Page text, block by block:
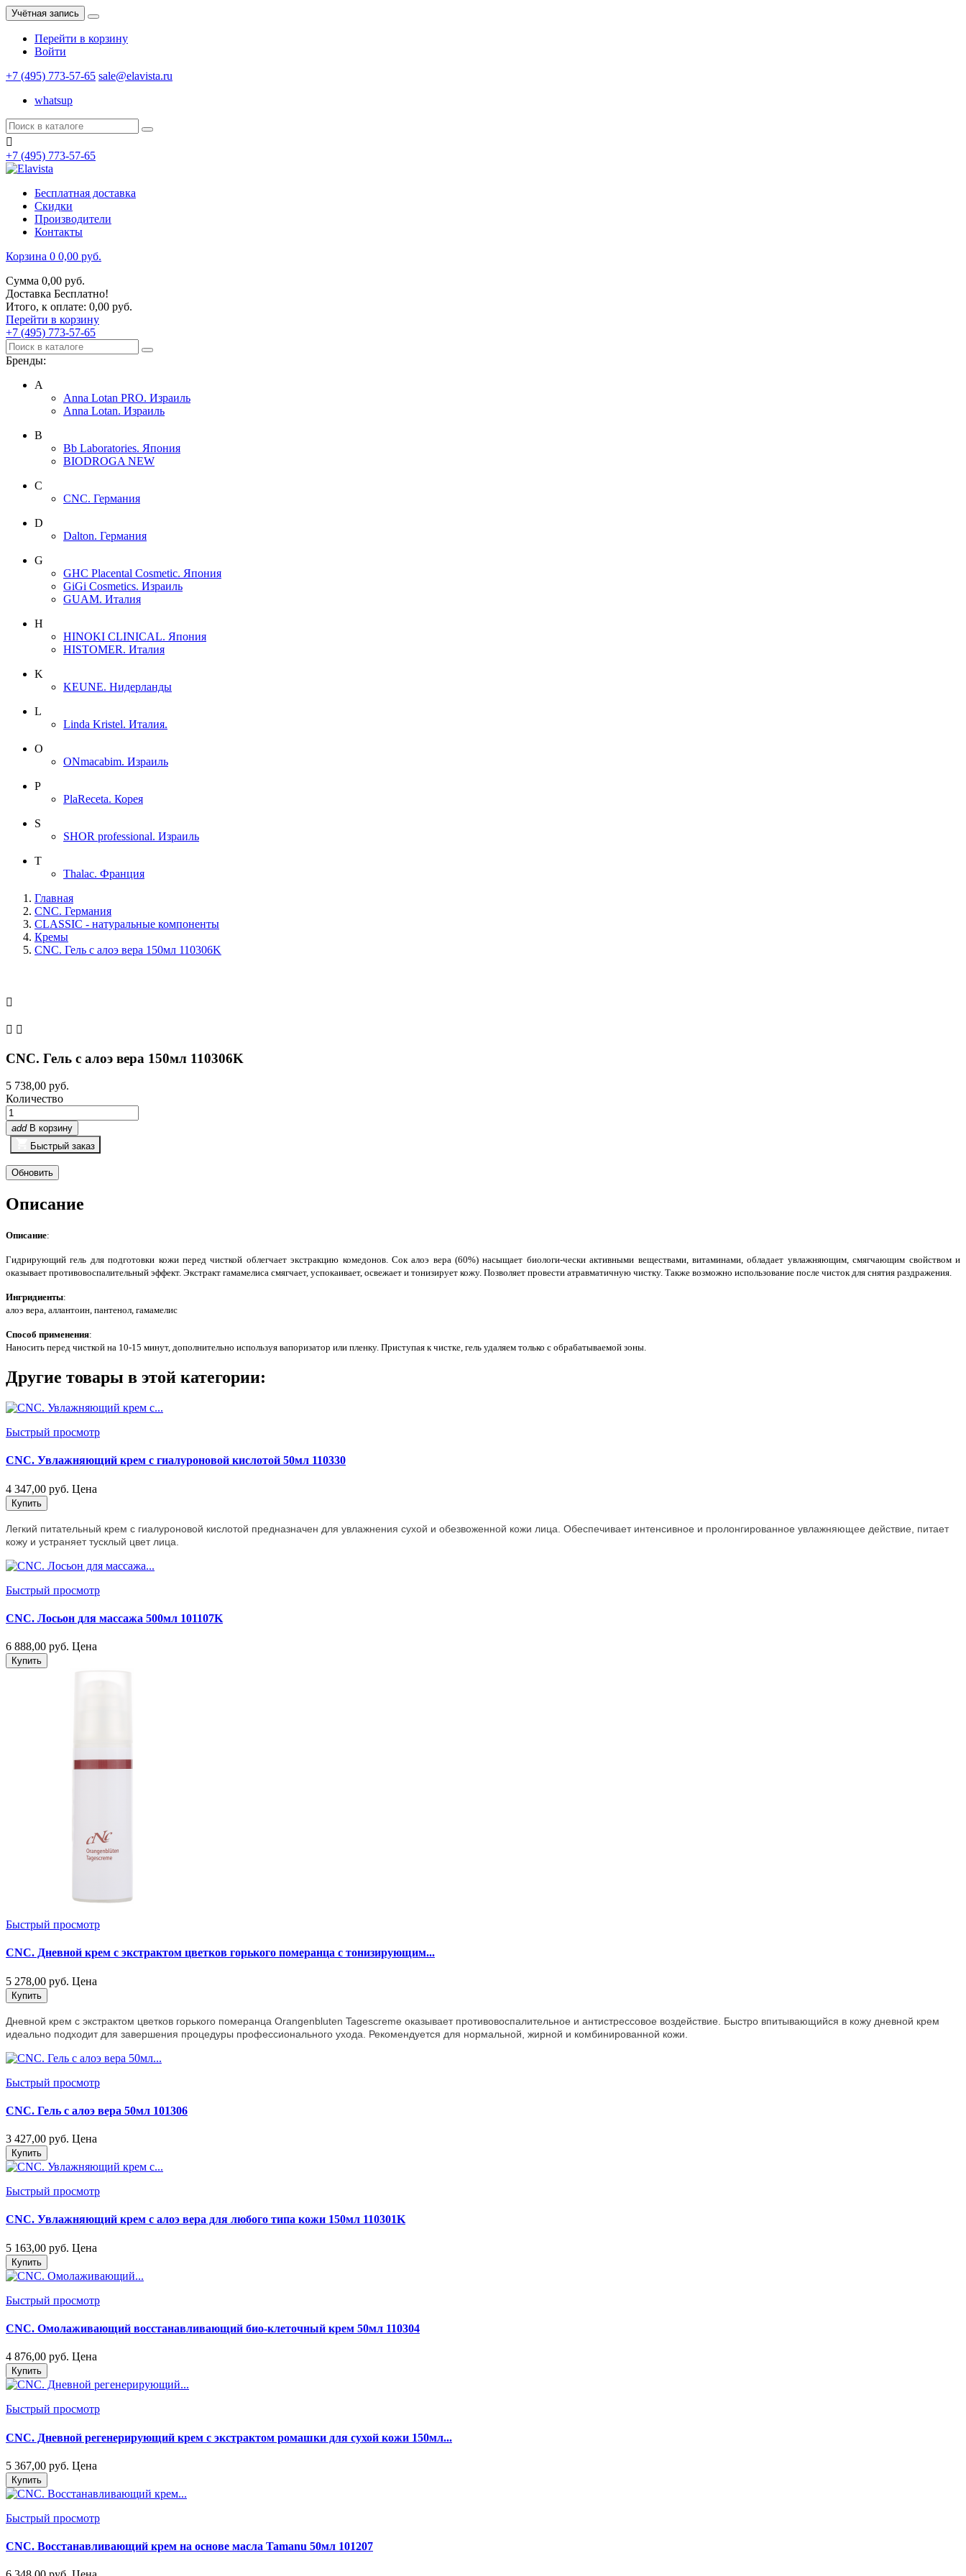
Учётная запись
Перейти в корзину
Войти
+7 (495) 773-57-65 sale@elavista.ru
whatsup

+7 (495) 773-57-65
Бесплатная доставка
Скидки
Производители
Контакты
Корзина 0 0,00 руб.
Сумма 0,00 руб.
Доставка Бесплатно!
Итого, к оплате: 0,00 руб.
Перейти в корзину
+7 (495) 773-57-65
Бренды:
A
Anna Lotan PRO. Израиль
Anna Lotan. Израиль
B
Bb Laboratories. Япония
BIODROGA NEW
C
CNC. Германия
D
Dalton. Германия
G
GHC Placental Cosmetic. Япония
GiGi Cosmetics. Израиль
GUAM. Италия
H
HINOKI CLINICAL. Япония
HISTOMER. Италия
K
KEUNE. Нидерланды
L
Linda Kristel. Италия.
O
ONmacabim. Израиль
P
PlaReceta. Корея
S
SHOR professional. Израиль
T
Thalac. Франция
Главная
CNC. Германия
CLASSIC - натуральные компоненты
Кремы
CNC. Гель с алоэ вера 150мл 110306K

 
CNC. Гель с алоэ вера 150мл 110306K
5 738,00 руб.
Количество
add В корзину
Быстрый заказ
Описание
Описание:
Гидрирующий гель для подготовки кожи перед чисткой облегчает экстракцию комедонов. Сок алоэ вера (60%) насыщает биологи-чески активными веществами, витаминами, обладает увлажняющим, смягчающим свойством и
оказывает противовоспалительный эффект. Экстракт гамамелиса смягчает, успокаивает, освежает и тонизирует кожу. Позволяет провести атравматичную чистку. Также возможно использование после чисток для снятия раздражения.
Ингридиенты:
алоэ вера, аллантоин, пантенол, гамамелис
Способ применения:
Наносить перед чисткой на 10-15 минут, дополнительно используя вапоризатор или пленку. Приступая к чистке, гель удаляем только с обрабатываемой зоны.
Другие товары в этой категории:
Быстрый просмотр
CNC. Увлажняющий крем с гиалуроновой кислотой 50мл 110330
4 347,00 руб. Цена
Купить
Легкий питательный крем с гиалуроновой кислотой предназначен для увлажнения сухой и обезвоженной кожи лица. Обеспечивает интенсивное и пролонгированное увлажняющее действие, питает
кожу и устраняет тусклый цвет лица.
Быстрый просмотр
CNC. Лосьон для массажа 500мл 101107K
6 888,00 руб. Цена
Купить
Быстрый просмотр
CNC. Дневной крем с экстрактом цветков горького померанца с тонизирующим...
5 278,00 руб. Цена
Купить
Дневной крем с экстрактом цветков горького померанца Orangenbluten Tagescreme оказывает противовоспалительное и антистрессовое воздействие. Быстро впитывающийся в кожу дневной крем
идеально подходит для завершения процедуры профессионального ухода. Рекомендуется для нормальной, жирной и комбинированной кожи.
Быстрый просмотр
CNC. Гель с алоэ вера 50мл 101306
3 427,00 руб. Цена
Купить
Быстрый просмотр
CNC. Увлажняющий крем с алоэ вера для любого типа кожи 150мл 110301K
5 163,00 руб. Цена
Купить
Быстрый просмотр
CNC. Омолаживающий восстанавливающий био-клеточный крем 50мл 110304
4 876,00 руб. Цена
Купить
Быстрый просмотр
CNC. Дневной регенерирующий крем с экстрактом ромашки для сухой кожи 150мл...
5 367,00 руб. Цена
Купить
Быстрый просмотр
CNC. Восстанавливающий крем на основе масла Tamanu 50мл 101207